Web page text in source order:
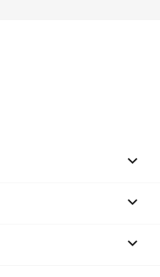

keyboard_arrow_down
